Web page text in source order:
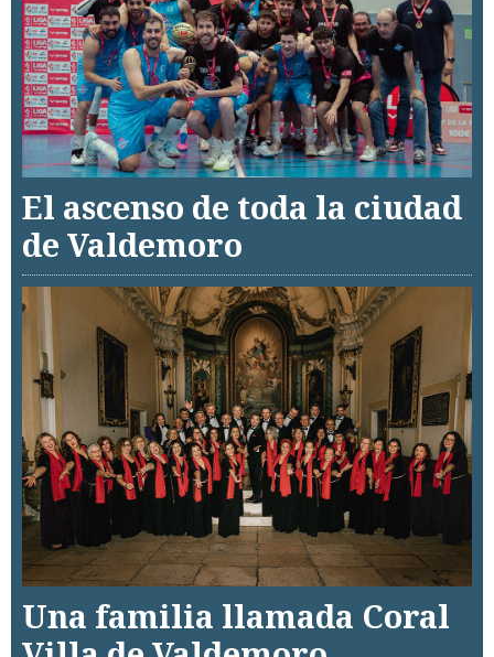
El ascenso de toda la ciudad
de Valdemoro
Una familia llamada Coral